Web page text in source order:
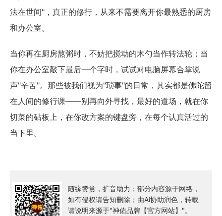
法在世间"，真正的修行，从来不需要离开你最熟悉的厨房
和办公室。
当你再在厨房熬粥时，不妨把搅动的木勺当作转法轮；当
你在办公室敲下最后一个字时，试试对电脑屏幕合掌说
声"辛苦"。那些被我们视为"琐事"的日常，其实都是佛陀留
在人间的修行课——别再向外寻找，最好的道场，就在你
切菜的砧板上，在你改方案的键盘旁，在每个认真活过的
当下里。
随缘赞赏，扩音助力；部分内容源于网络，
如有侵权请告知删除；由Ai协助润色，转载
请说明来源于"神佑品牌【官方网站】"。